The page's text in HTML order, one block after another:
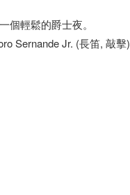
個輕鬆的爵士夜。
Sernande Jr. (長笛, 敲擊)